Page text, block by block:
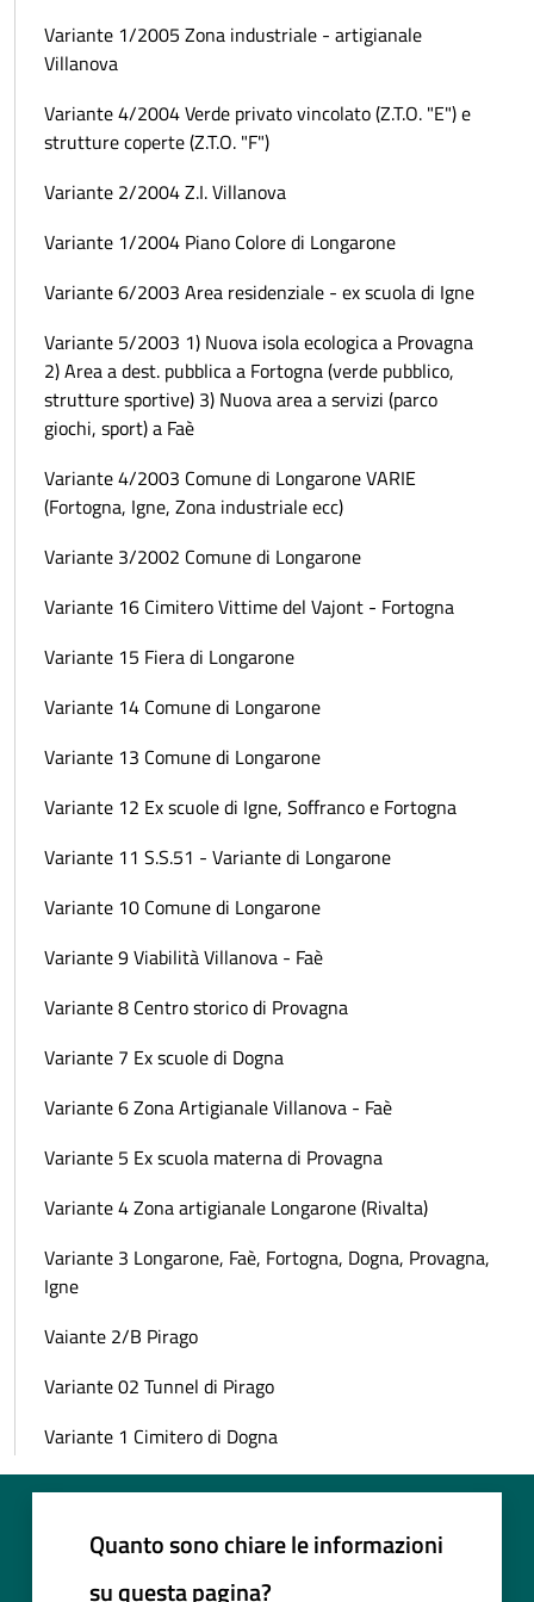
Variante 1/2005 Zona industriale - artigianale
Villanova
Variante 4/2004 Verde privato vincolato (Z.T.O. "E") e
strutture coperte (Z.T.O. "F")
Variante 2/2004 Z.I. Villanova
Variante 1/2004 Piano Colore di Longarone
Variante 6/2003 Area residenziale - ex scuola di Igne
Variante 5/2003 1) Nuova isola ecologica a Provagna
2) Area a dest. pubblica a Fortogna (verde pubblico,
strutture sportive) 3) Nuova area a servizi (parco
giochi, sport) a Faè
Variante 4/2003 Comune di Longarone VARIE
(Fortogna, Igne, Zona industriale ecc)
Variante 3/2002 Comune di Longarone
Variante 16 Cimitero Vittime del Vajont - Fortogna
Variante 15 Fiera di Longarone
Variante 14 Comune di Longarone
Variante 13 Comune di Longarone
Variante 12 Ex scuole di Igne, Soffranco e Fortogna
Variante 11 S.S.51 - Variante di Longarone
Variante 10 Comune di Longarone
Variante 9 Viabilità Villanova - Faè
Variante 8 Centro storico di Provagna
Variante 7 Ex scuole di Dogna
Variante 6 Zona Artigianale Villanova - Faè
Variante 5 Ex scuola materna di Provagna
Variante 4 Zona artigianale Longarone (Rivalta)
Variante 3 Longarone, Faè, Fortogna, Dogna, Provagna,
Igne
Vaiante 2/B Pirago
Variante 02 Tunnel di Pirago
Variante 1 Cimitero di Dogna
Quanto sono chiare le informazioni
su questa pagina?